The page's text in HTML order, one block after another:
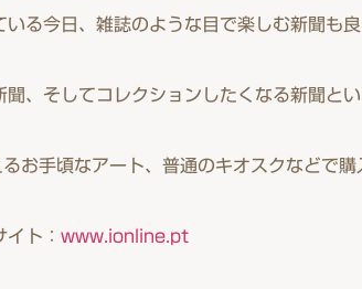
いる今日、雑誌のような目で楽しむ新聞も
聞、そしてコレクションしたくなる新聞と
お手頃なアート、普通のキオスクなどで
ト： www.ionline.pt